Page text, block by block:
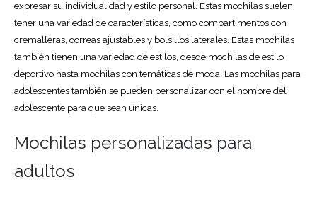
expresar su individualidad y estilo personal. Estas mochilas suelen
tener una variedad de características, como compartimentos con
cremalleras, correas ajustables y bolsillos laterales. Estas mochilas
también tienen una variedad de estilos, desde mochilas de estilo
deportivo hasta mochilas con temáticas de moda. Las mochilas para
adolescentes también se pueden personalizar con el nombre del
adolescente para que sean únicas.
Mochilas personalizadas para
adultos